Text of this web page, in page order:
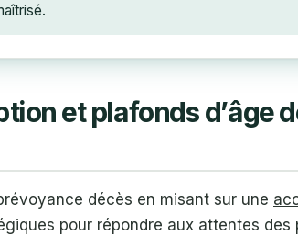
et plafonds d’âge
décès en misant sur une
pour répondre aux attentes des